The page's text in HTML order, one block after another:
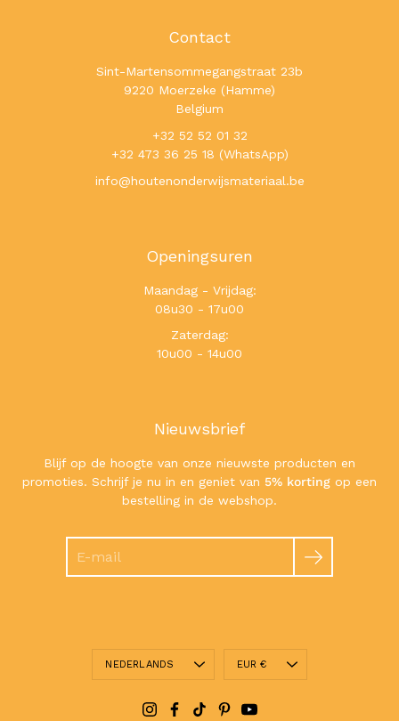
Contact
Sint-Martensommegangstraat 23b
9220 Moerzeke (Hamme)
Belgium
+32 52 52 01 32
+32 473 36 25 18 (WhatsApp)
info@houtenonderwijsmateriaal.be
Openingsuren
Maandag - Vrijdag:
08u30 - 17u00
Zaterdag:
10u00 - 14u00
Nieuwsbrief
Blijf op de hoogte van onze nieuwste producten en
promoties. Schrijf je nu in en geniet van 5% korting op een
bestelling in de webshop.
Taal
NEDERLANDS Valuta
EUR €